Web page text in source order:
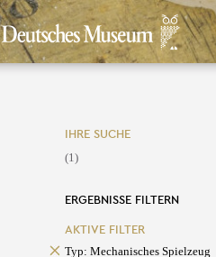
IHRE SUCHE
(1)
ERGEBNISSE FILTERN
AKTIVE FILTER
Typ: Mechanisches Spielzeug